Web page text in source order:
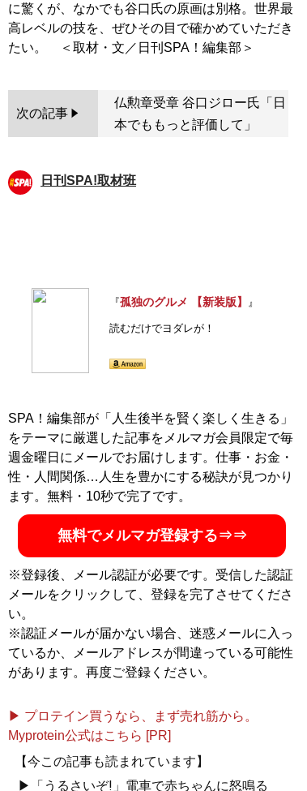
に驚くが、なかでも谷口氏の原画は別格。世界最
高レベルの技を、ぜひその目で確かめていただき
次の記事
仏勲章受章 谷口ジロー氏「日
本でももっと評価して」
日刊SPA!取材班
『孤独のグルメ 【新装版】 』
読むだけでヨダレが！
SPA！編集部が「人生後半を賢く楽しく生きる」
をテーマに厳選した記事をメルマガ会員限定で毎
週金曜日にメールでお届けします。仕事・お金・
性・人間関係…人生を豊かにする秘訣が見つかり
ます。無料・10秒で完了です。
無料でメルマガ登録する⇒⇒
※登録後、メール認証が必要です。受信した認証
メールをクリックして、登録を完了させてくださ
い。
※認証メールが届かない場合、迷惑メールに入っ
ているか、メールアドレスが間違っている可能性
があります。再度ご登録ください。
▶ プロテイン買うなら、まず売れ筋から。
Myprotein公式はこちら [PR]
【今この記事も読まれています】
▶「うるさいぞ!」電車で赤ちゃんに怒鳴る